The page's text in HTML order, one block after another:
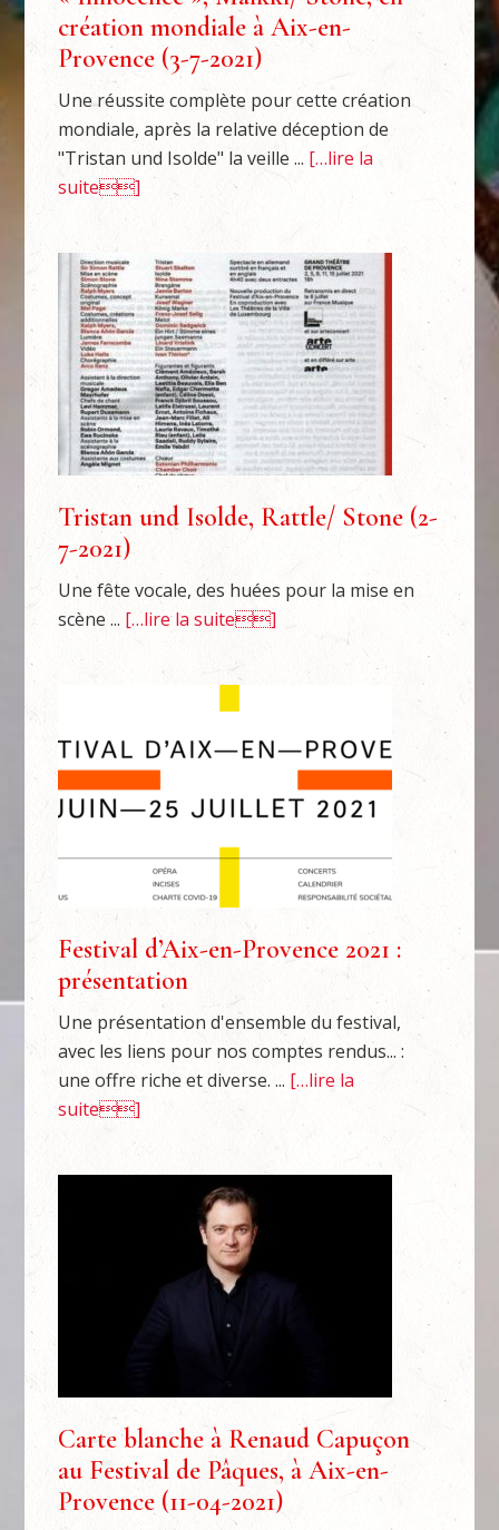
création mondiale à Aix-en-
Provence (3-7-2021)
Une réussite complète pour cette création
mondiale, après la relative déception de
"Tristan und Isolde" la veille ... […lire la
suite]
Tristan und Isolde, Rattle/ Stone (2-
7-2021)
Une fête vocale, des huées pour la mise en
scène ... […lire la suite]
Festival d’Aix-en-Provence 2021 :
présentation
Une présentation d'ensemble du festival,
avec les liens pour nos comptes rendus... :
une offre riche et diverse. ... […lire la
suite]
Carte blanche à Renaud Capuçon
au Festival de Pâques, à Aix-en-
Provence (11-04-2021)